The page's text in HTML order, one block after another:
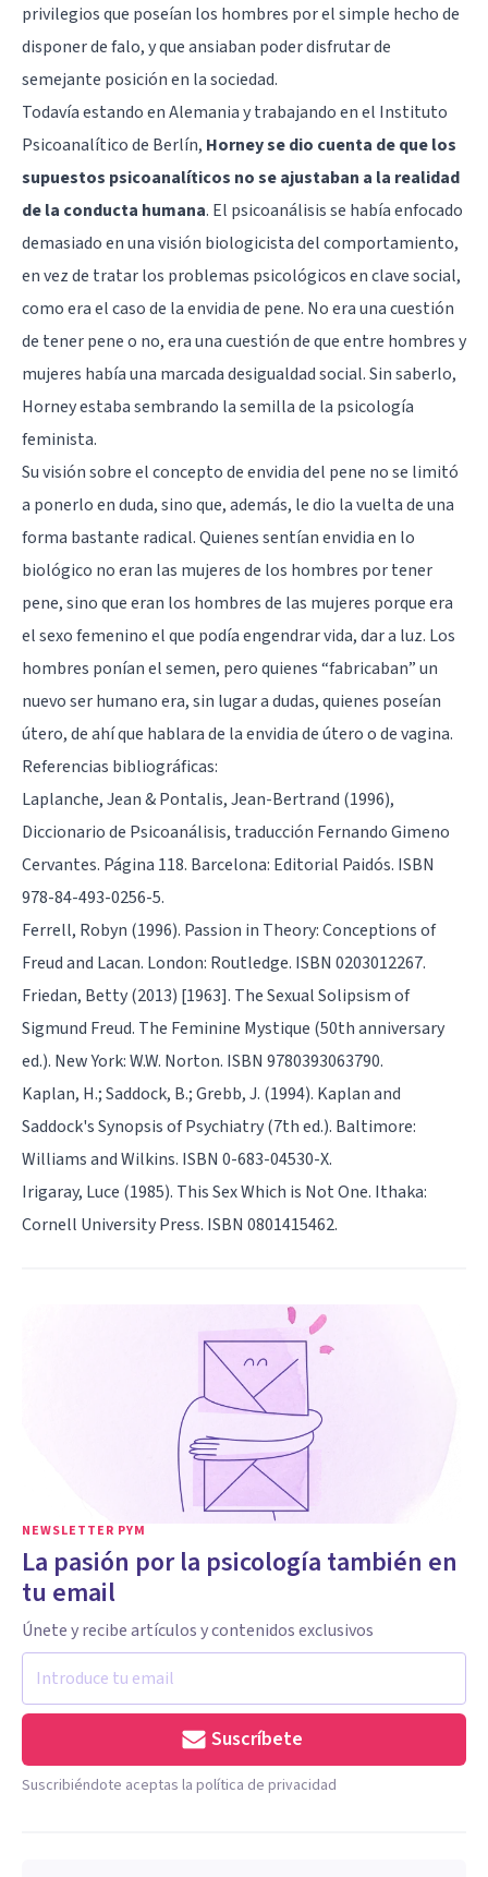
privilegios que poseían los hombres por el simple hecho de
disponer de falo, y que ansiaban poder disfrutar de
semejante posición en la sociedad.
Todavía estando en Alemania y trabajando en el Instituto
Psicoanalítico de Berlín, Horney se dio cuenta de que los
supuestos psicoanalíticos no se ajustaban a la realidad
de la conducta humana. El psicoanálisis se había enfocado
demasiado en una visión biologicista del comportamiento,
en vez de tratar los problemas psicológicos en clave social,
como era el caso de la envidia de pene. No era una cuestión
de tener pene o no, era una cuestión de que entre hombres y
mujeres había una marcada desigualdad social. Sin saberlo,
Horney estaba sembrando la semilla de la psicología
feminista.
Su visión sobre el concepto de envidia del pene no se limitó
a ponerlo en duda, sino que, además, le dio la vuelta de una
forma bastante radical. Quienes sentían envidia en lo
biológico no eran las mujeres de los hombres por tener
pene, sino que eran los hombres de las mujeres porque era
el sexo femenino el que podía engendrar vida, dar a luz. Los
hombres ponían el semen, pero quienes “fabricaban” un
nuevo ser humano era, sin lugar a dudas, quienes poseían
útero, de ahí que hablara de la envidia de útero o de vagina.
Referencias bibliográficas:
Laplanche, Jean & Pontalis, Jean-Bertrand (1996),
Diccionario de Psicoanálisis, traducción Fernando Gimeno
Cervantes. Página 118. Barcelona: Editorial Paidós. ISBN
978-84-493-0256-5.
Ferrell, Robyn (1996). Passion in Theory: Conceptions of
Freud and Lacan. London: Routledge. ISBN 0203012267.
Friedan, Betty (2013) [1963]. The Sexual Solipsism of
Sigmund Freud. The Feminine Mystique (50th anniversary
ed.). New York: W.W. Norton. ISBN 9780393063790.
Kaplan, H.; Saddock, B.; Grebb, J. (1994). Kaplan and
Saddock's Synopsis of Psychiatry (7th ed.). Baltimore:
Williams and Wilkins. ISBN 0-683-04530-X.
Irigaray, Luce (1985). This Sex Which is Not One. Ithaka:
Cornell University Press. ISBN 0801415462.
NEWSLETTER PYM
La pasión por la psicología también en
tu email
Únete y recibe artículos y contenidos exclusivos
Suscríbete
Suscribiéndote aceptas la política de privacidad